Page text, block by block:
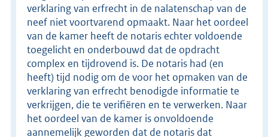
verklaring van erfrecht in de nalatenschap van de
neef niet voortvarend opmaakt. Naar het oordeel
van de kamer heeft de notaris echter voldoende
toegelicht en onderbouwd dat de opdracht
complex en tijdrovend is. De notaris had (en
heeft) tijd nodig om de voor het opmaken van de
verklaring van erfrecht benodigde informatie te
verkrijgen, die te verifiëren en te verwerken. Naar
het oordeel van de kamer is onvoldoende
aannemelijk geworden dat de notaris dat